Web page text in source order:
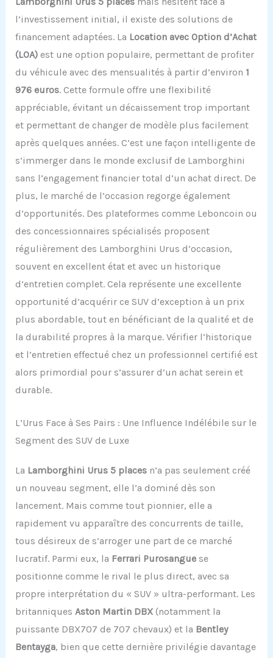
l’investissement initial, il existe des solutions de
financement adaptées. La Location avec Option d’Achat
(LOA)est une option populaire, permettant de profiter
du véhicule avec des mensualités à partir d’environ 1
976 euros. Cette formule offre une flexibilité
appréciable, évitant un décaissement trop important
et permettant de changer de modèle plus facilement
après quelques années. C’est une façon intelligente de
s’immerger dans le monde exclusif de Lamborghini
sans l’engagement financier total d’un achat direct. De
plus, le marché de l’occasion regorge également
d’opportunités. Des plateformes comme Leboncoin ou
des concessionnaires spécialisés proposent
régulièrement des Lamborghini Urus d’occasion,
souvent en excellent état et avec un historique
d’entretien complet. Cela représente une excellente
opportunité d’acquérir ce SUV d’exception à un prix
plus abordable, tout en bénéficiant de la qualité et de
la durabilité propres à la marque. Vérifier l’historique
et l’entretien effectué chez un professionnel certifié est
alors primordial pour s’assurer d’un achat serein et
durable.
L’Urus Face à Ses Pairs : Une Influence Indélébile sur le
Segment des SUV de Luxe
La Lamborghini Urus 5 placesn’a pas seulement créé
un nouveau segment, elle l’a dominé dès son
lancement. Mais comme tout pionnier, elle a
rapidement vu apparaître des concurrents de taille,
tous désireux de s’arroger une part de ce marché
lucratif. Parmi eux, la Ferrari Purosanguese
positionne comme le rival le plus direct, avec sa
propre interprétation du « SUV » ultra-performant. Les
britanniques Aston Martin DBX(notamment la
puissante DBX707 de 707 chevaux) et la Bentley
Bentayga, bien que cette dernière privilégie davantage